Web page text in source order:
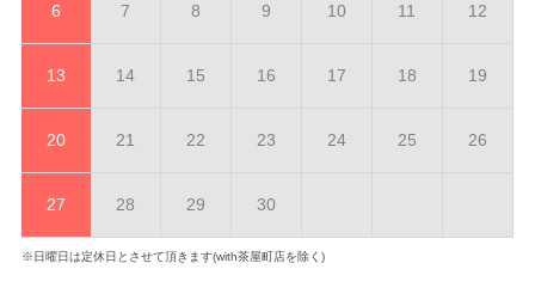
6 7 8 9 10 11 12
13 14 15 16 17 18 19
20 21 22 23 24 25 26
27 28 29 30
※日曜日は定休日とさせて頂きます(with茶屋町店を除く)